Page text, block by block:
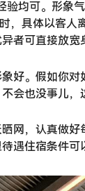
均可。形象
具体以客人
者可直接放宽
好。假如你
会也没事儿
网，认真做
遇住宿条件可